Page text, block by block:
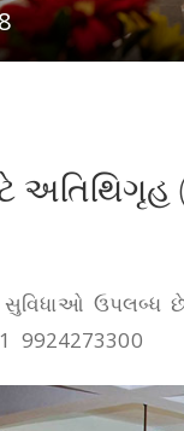
સુવિધાઓ
9924273300